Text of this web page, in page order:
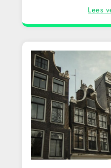
Lees